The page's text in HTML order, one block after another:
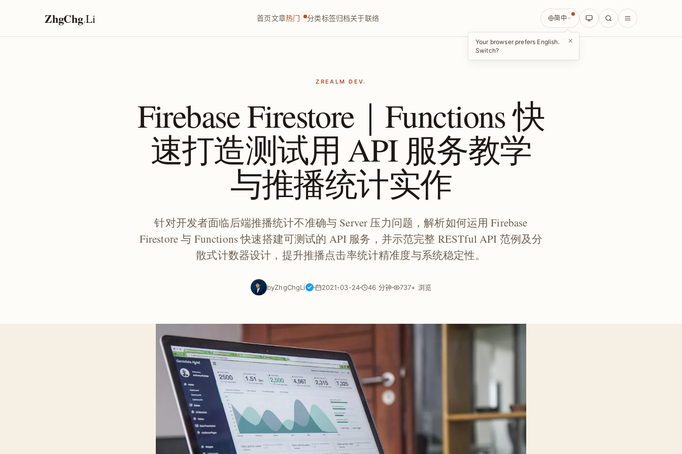
ZhgChg.Li 首页文章热门 分类标签归档关于联络 简中
Your browser prefers English.
Switch?
×
ZREALM DEV.
Firebase Firestore｜Functions 快
速打造测试用 API 服务教学
与推播统计实作
针对开发者面临后端推播统计不准确与 Server 压力问题，解析如何运用 Firebase
Firestore 与 Functions 快速搭建可测试的 API 服务，并示范完整 RESTful API 范例及分
散式计数器设计，提升推播点击率统计精准度与系统稳定性。
byZhgChgLi 2021-03-24 46 分钟 737+ 浏览